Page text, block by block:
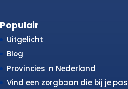
Populair
Uitgelicht
Blog
Provincies in Nederland
Vind een zorgbaan die bij je